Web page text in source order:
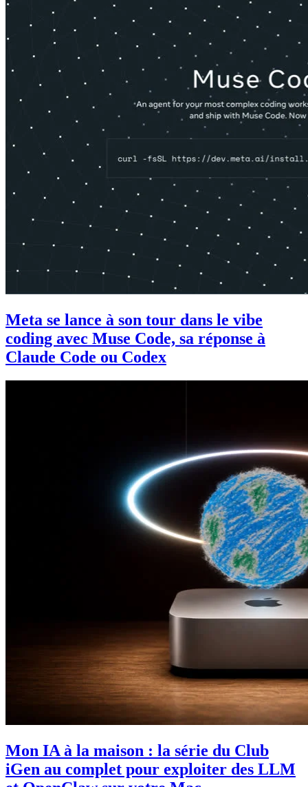
Meta se lance à son tour dans le vibe
coding avec Muse Code, sa réponse à
Claude Code ou Codex
Mon IA à la maison : la série du Club
iGen au complet pour exploiter des LLM